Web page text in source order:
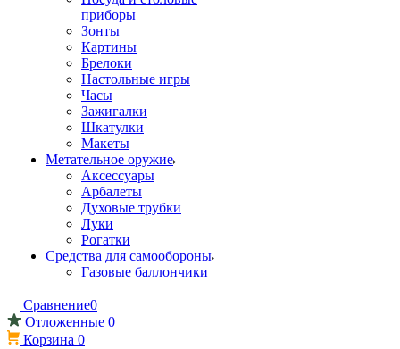
приборы
Зонты
Картины
Брелоки
Настольные игры
Часы
Зажигалки
Шкатулки
Макеты
Метательное оружие
Аксессуары
Арбалеты
Духовые трубки
Луки
Рогатки
Средства для самообороны
Газовые баллончики
Сравнение0
Отложенные 0
Корзина 0